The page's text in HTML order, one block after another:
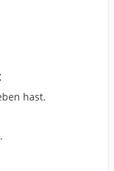
hast.